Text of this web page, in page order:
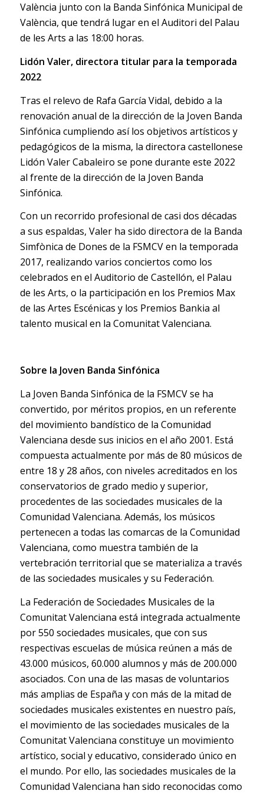
València junto con la Banda Sinfónica Municipal de
València, que tendrá lugar en el Auditori del Palau
de les Arts a las 18:00 horas.
Lidón Valer, directora titular para la temporada
2022
Tras el relevo de Rafa García Vidal, debido a la
renovación anual de la dirección de la Joven Banda
Sinfónica cumpliendo así los objetivos artísticos y
pedagógicos de la misma, la directora castellonese
Lidón Valer Cabaleiro se pone durante este 2022
al frente de la dirección de la Joven Banda
Sinfónica.
Con un recorrido profesional de casi dos décadas
a sus espaldas, Valer ha sido directora de la Banda
Simfònica de Dones de la FSMCV en la temporada
2017, realizando varios conciertos como los
celebrados en el Auditorio de Castellón, el Palau
de les Arts, o la participación en los Premios Max
de las Artes Escénicas y los Premios Bankia al
talento musical en la Comunitat Valenciana.
Sobre la Joven Banda Sinfónica
La Joven Banda Sinfónica de la FSMCV se ha
convertido, por méritos propios, en un referente
del movimiento bandístico de la Comunidad
Valenciana desde sus inicios en el año 2001. Está
compuesta actualmente por más de 80 músicos de
entre 18 y 28 años, con niveles acreditados en los
conservatorios de grado medio y superior,
procedentes de las sociedades musicales de la
Comunidad Valenciana. Además, los músicos
pertenecen a todas las comarcas de la Comunidad
Valenciana, como muestra también de la
vertebración territorial que se materializa a través
de las sociedades musicales y su Federación.
La Federación de Sociedades Musicales de la
Comunitat Valenciana está integrada actualmente
por 550 sociedades musicales, que con sus
respectivas escuelas de música reúnen a más de
43.000 músicos, 60.000 alumnos y más de 200.000
asociados. Con una de las masas de voluntarios
más amplias de España y con más de la mitad de
sociedades musicales existentes en nuestro país,
el movimiento de las sociedades musicales de la
Comunitat Valenciana constituye un movimiento
artístico, social y educativo, considerado único en
el mundo. Por ello, las sociedades musicales de la
Comunidad Valenciana han sido reconocidas como